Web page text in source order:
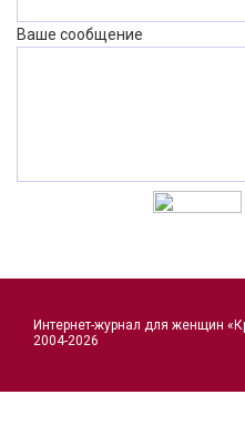
Ваше сообщение
Интернет-журнал для женщин
2004-2026